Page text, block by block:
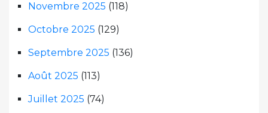
Novembre 2025 (118)
Octobre 2025 (129)
Septembre 2025 (136)
Août 2025 (113)
Juillet 2025 (74)